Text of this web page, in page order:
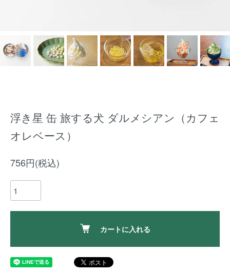
浮き星 缶 旅する犬 ダルメシアン（カフェ
オレベース）
756円(税込)
カートに入れる